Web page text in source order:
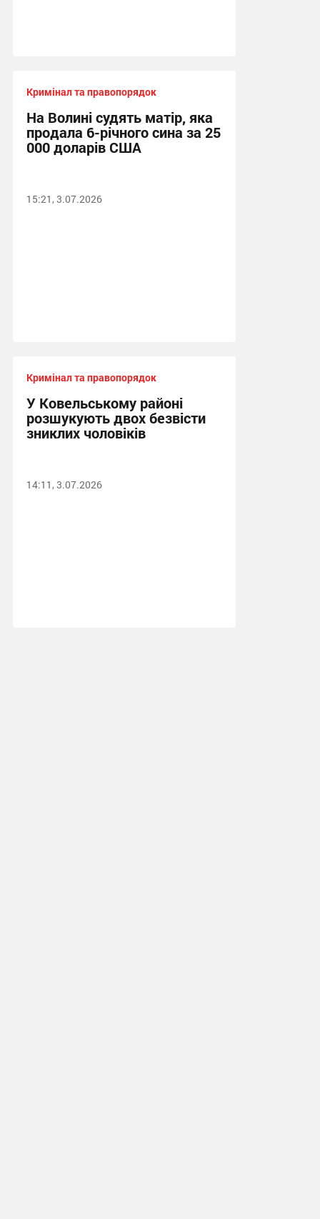
Кримінал та правопорядок
На Волині судять матір, яка
продала 6-річного сина за 25
000 доларів США
15:21, 3.07.2026
Кримінал та правопорядок
У Ковельському районі
розшукують двох безвісти
зниклих чоловіків
14:11, 3.07.2026